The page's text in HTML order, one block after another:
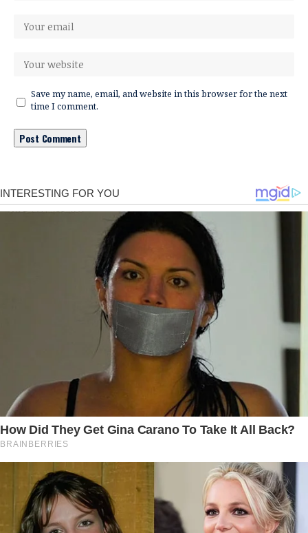
Save my name, email, and website in this browser for the next
time I comment.